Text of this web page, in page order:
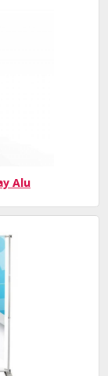
Alu